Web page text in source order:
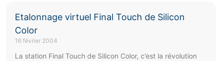
Etalonnage virtuel Final Touch de Silicon
Color
16 février 2004
La station Final Touch de Silicon Color, c’est la révolution